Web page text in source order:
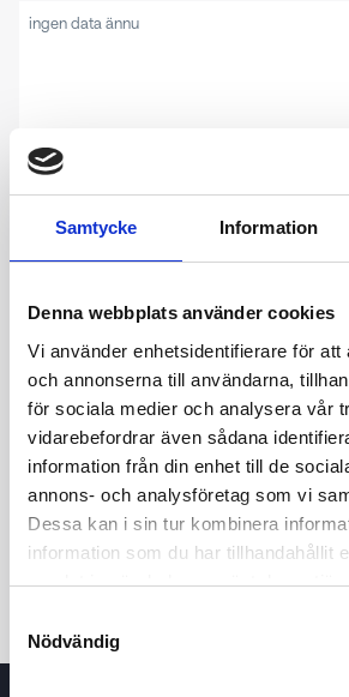
Samtycke Information
Denna webbplats använder cookies
Vi använder enhetsidentifierare för att
och annonserna till användarna,
för sociala medier och analysera vår
vidarebefordrar även sådana
information från din enhet till de
annons- och analysföretag som vi
Dessa kan i sin tur kombinera
information som du har tillhandahållit
samlat in när du har använt deras
Nödvändig
ingen data ännu
24t 7d 1m 3m
Köp / Sälj